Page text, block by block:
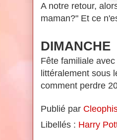
A notre retour,
maman?" Et ce
DIMANCHE
Fête familiale
littéralement sous
comment perdre
Publié par
Libellés : Harry